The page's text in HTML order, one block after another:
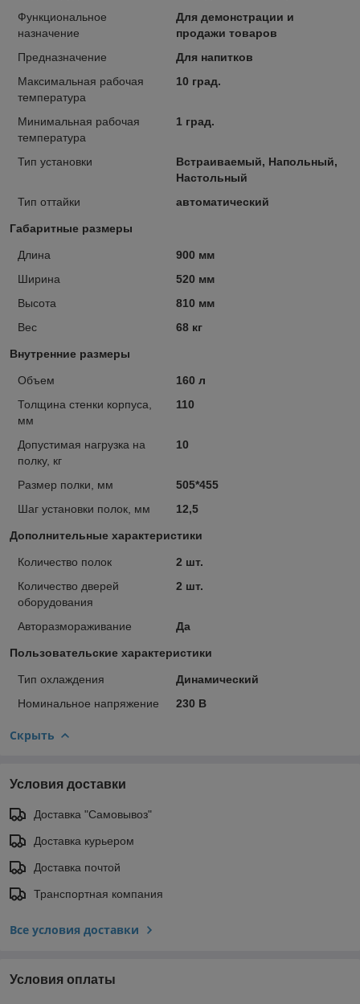
Функциональное
назначение
Для демонстрации и
продажи товаров
Предназначение
Для напитков
Максимальная рабочая
температура
10 град.
Минимальная рабочая
температура
1 град.
Тип установки
Встраиваемый, Напольный,
Настольный
Тип оттайки
автоматический
Габаритные размеры
Длина
900 мм
Ширина
520 мм
Высота
810 мм
Вес
68 кг
Внутренние размеры
Объем
160 л
Толщина стенки корпуса,
мм
110
Допустимая нагрузка на
полку, кг
10
Размер полки, мм
505*455
Шаг установки полок, мм
12,5
Дополнительные характеристики
Количество полок
2 шт.
Количество дверей
оборудования
2 шт.
Авторазмораживание Да
Пользовательские характеристики
Тип охлаждения
Динамический
Номинальное напряжение
230 В
Скрыть
Условия доставки
Доставка "Самовывоз"
Доставка курьером
Доставка почтой
Транспортная компания
Все условия доставки
Условия оплаты